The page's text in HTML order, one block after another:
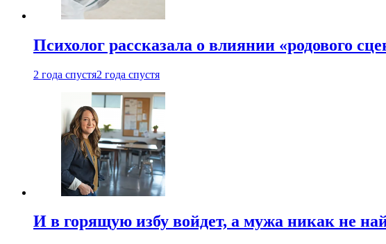
Психолог рассказала о влиянии «родового
2 года спустя2 года спустя
И в горящую избу войдет, а мужа никак не